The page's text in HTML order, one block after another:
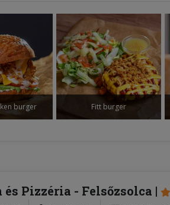
burger Fitt burger
és Pizzéria - Felsőzsolca